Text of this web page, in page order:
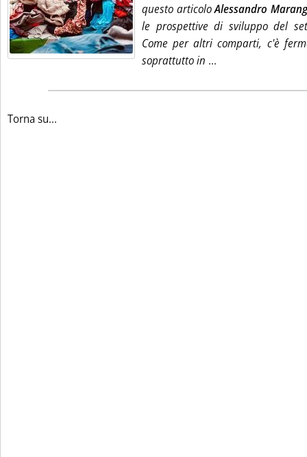
questo articoloAlessandro
le prospettive di sviluppo del
Come per altri comparti, c'è
soprattutto in ...
Torna su...